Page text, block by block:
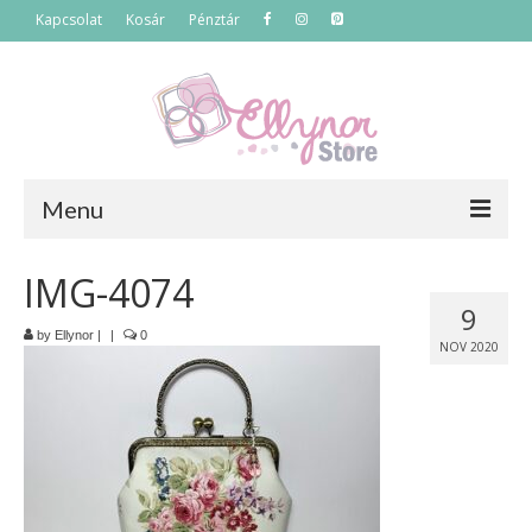
Kapcsolat Kosár Pénztár
Menu
Főoldal
Akciós termékek
Táskák
Neszeszerek
9
NOV 2020
IMG-4074
by Ellynor | | 0